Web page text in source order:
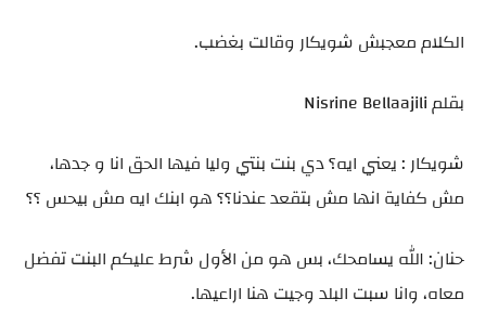
الكلام معجبش شويكار وقالت بغضب.
بقلم Nisrine Bellaajili
شويكار : يعني ايه؟ دي بنت بنتي وليا فيها الحق انا و جدها،
مش كفاية انها مش بتقعد عندنا؟؟ هو ابنك ايه مش بيحس ؟؟
حنان: الله يسامحك، بس هو من الأول شرط عليكم البنت تفضل
معاه، وانا سبت البلد وجيت هنا اراعيها.